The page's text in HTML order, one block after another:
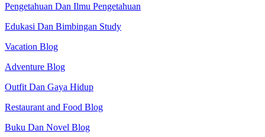
Pengetahuan Dan Ilmu Pengetahuan
Edukasi Dan Bimbingan Study
Vacation Blog
Adventure Blog
Outfit Dan Gaya Hidup
Restaurant and Food Blog
Buku Dan Novel Blog